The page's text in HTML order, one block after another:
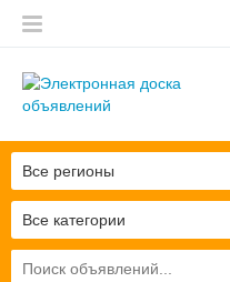
Все категории
Все регионы